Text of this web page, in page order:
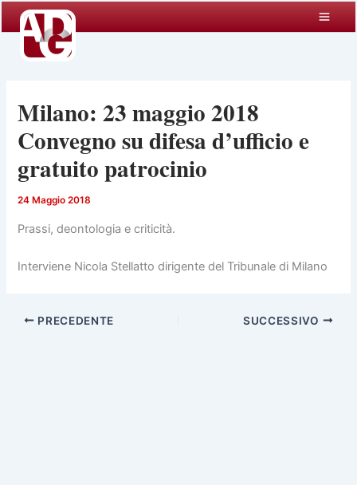
contenuto
Milano: 23 maggio 2018
Convegno su difesa d’ufficio e
gratuito patrocinio
24 Maggio 2018
Prassi, deontologia e criticità.
Interviene Nicola Stellatto dirigente del Tribunale di Milano
PRECEDENTE SUCCESSIVO